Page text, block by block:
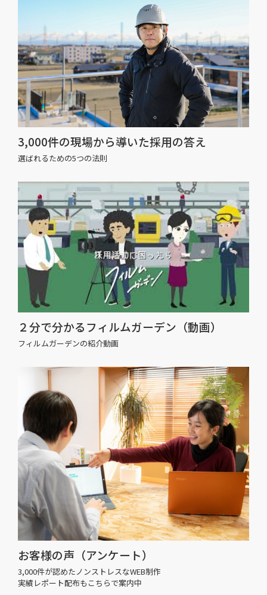
3,000件の現場から導いた採用の答え
選ばれるための5つの法則
２分で分かるフィルムガーデン（動画）
フィルムガーデンの紹介動画
お客様の声（アンケート）
3,000件が認めたノンストレスなWEB制作
実績レポート配布もこちらで案内中